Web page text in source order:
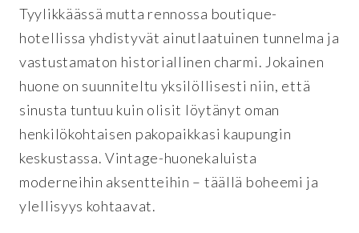
Tyylikkäässä mutta rennossa boutique-
hotellissa yhdistyvät ainutlaatuinen tunnelma ja
vastustamaton historiallinen charmi. Jokainen
huone on suunniteltu yksilöllisesti niin, että
sinusta tuntuu kuin olisit löytänyt oman
henkilökohtaisen pakopaikkasi kaupungin
keskustassa. Vintage-huonekaluista
moderneihin aksentteihin – täällä boheemi ja
ylellisyys kohtaavat.